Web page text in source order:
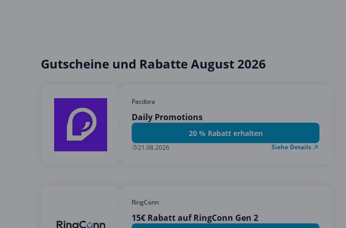
Gutscheine und Rabatte August 2026
Pacdora
Daily Promotions
20 % Rabatt erhalten
21.08.2026 Siehe Details
RingConn
15€ Rabatt auf RingConn Gen 2